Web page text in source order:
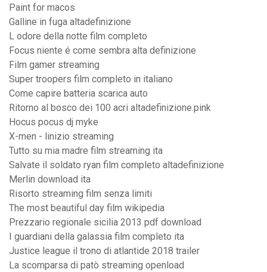
Paint for macos
Galline in fuga altadefinizione
L odore della notte film completo
Focus niente é come sembra alta definizione
Film gamer streaming
Super troopers film completo in italiano
Come capire batteria scarica auto
Ritorno al bosco dei 100 acri altadefinizione.pink
Hocus pocus dj myke
X-men - linizio streaming
Tutto su mia madre film streaming ita
Salvate il soldato ryan film completo altadefinizione
Merlin download ita
Risorto streaming film senza limiti
The most beautiful day film wikipedia
Prezzario regionale sicilia 2013 pdf download
I guardiani della galassia film completo ita
Justice league il trono di atlantide 2018 trailer
La scomparsa di patò streaming openload